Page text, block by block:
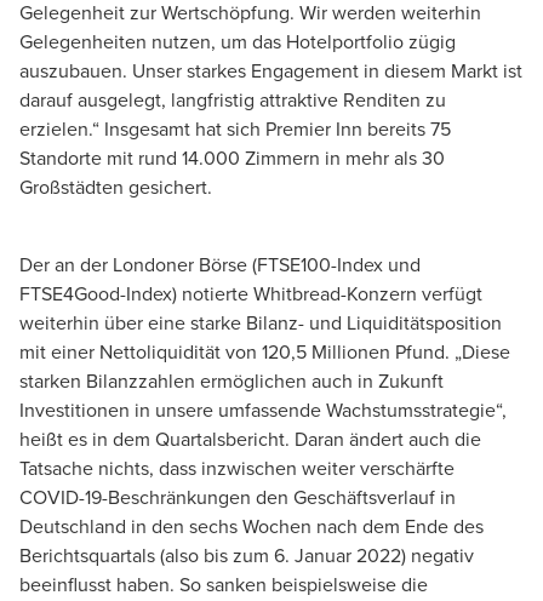
Gelegenheit zur Wertschöpfung. Wir werden weiterhin
Gelegenheiten nutzen, um das Hotelportfolio zügig
auszubauen. Unser starkes Engagement in diesem Markt ist
darauf ausgelegt, langfristig attraktive Renditen zu
erzielen.“ Insgesamt hat sich Premier Inn bereits 75
Standorte mit rund 14.000 Zimmern in mehr als 30
Großstädten gesichert.
Der an der Londoner Börse (FTSE100-Index und
FTSE4Good-Index) notierte Whitbread-Konzern verfügt
weiterhin über eine starke Bilanz- und Liquiditätsposition
mit einer Nettoliquidität von 120,5 Millionen Pfund. „Diese
starken Bilanzzahlen ermöglichen auch in Zukunft
Investitionen in unsere umfassende Wachstumsstrategie“,
heißt es in dem Quartalsbericht. Daran ändert auch die
Tatsache nichts, dass inzwischen weiter verschärfte
COVID-19-Beschränkungen den Geschäftsverlauf in
Deutschland in den sechs Wochen nach dem Ende des
Berichtsquartals (also bis zum 6. Januar 2022) negativ
beeinflusst haben. So sanken beispielsweise die